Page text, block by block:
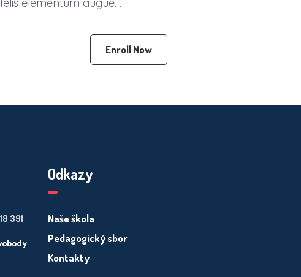
Enroll Now
391
Odkazy
Naše škola
Pedagogický sbor
Kontakty